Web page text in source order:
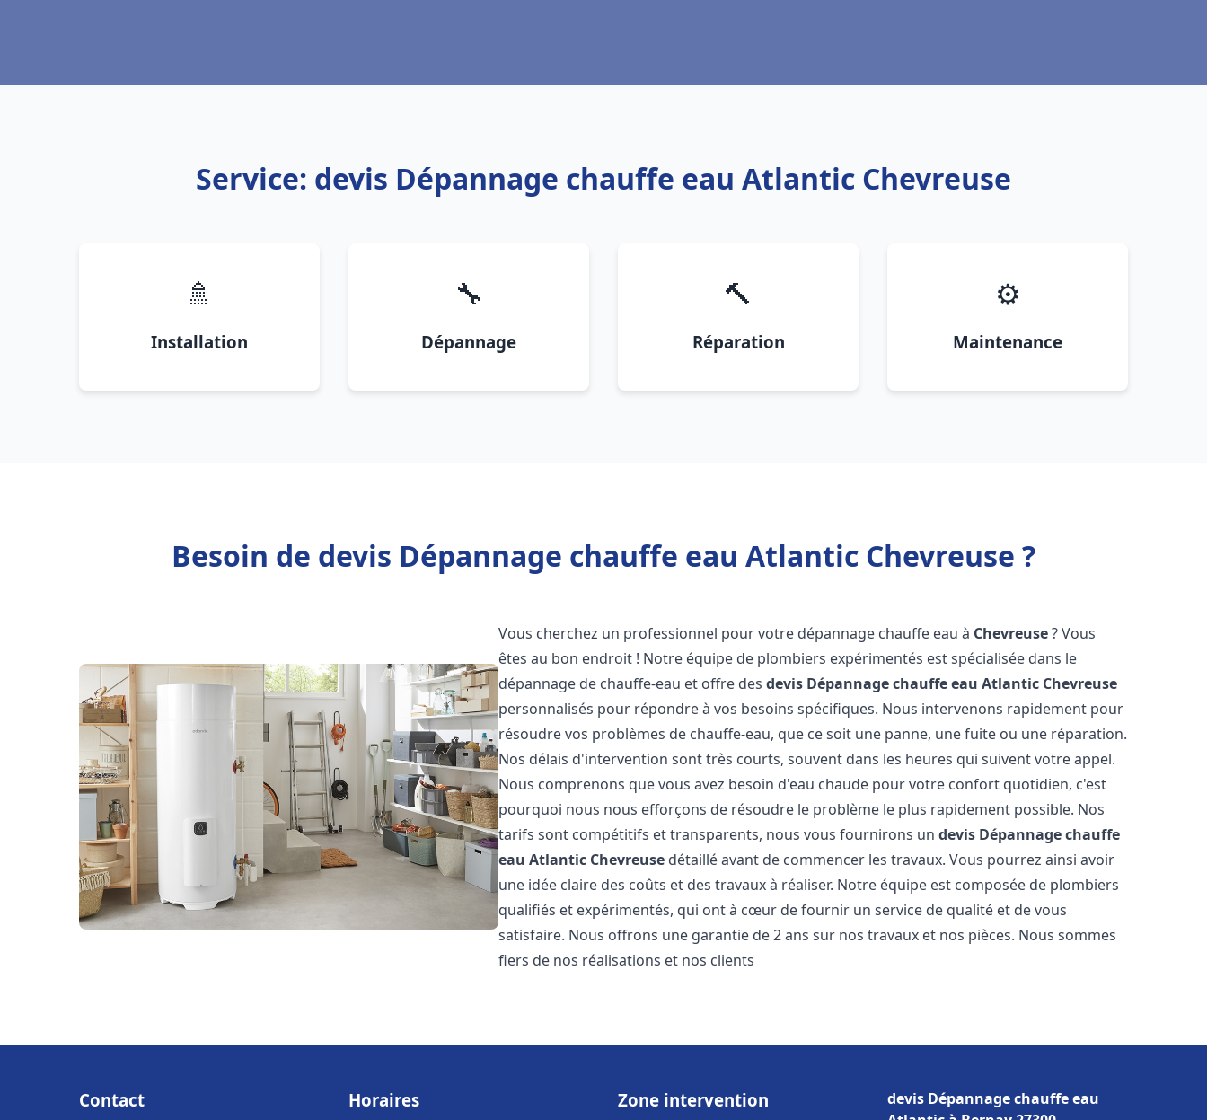
Service: devis Dépannage chauffe eau Atlantic Chevreuse
🚿
Installation
🔧
Dépannage
🔨
Réparation
⚙️
Maintenance
Besoin de devis Dépannage chauffe eau Atlantic Chevreuse ?
Vous cherchez un professionnel pour votre dépannage chauffe eau à Chevreuse? Vous
êtes au bon endroit ! Notre équipe de plombiers expérimentés est spécialisée dans le
dépannage de chauffe-eau et offre desdevis Dépannage chauffe eau Atlantic Chevreuse
personnalisés pour répondre à vos besoins spécifiques. Nous intervenons rapidement pour
résoudre vos problèmes de chauffe-eau, que ce soit une panne, une fuite ou une réparation.
Nos délais d'intervention sont très courts, souvent dans les heures qui suivent votre appel.
Nous comprenons que vous avez besoin d'eau chaude pour votre confort quotidien, c'est
pourquoi nous nous efforçons de résoudre le problème le plus rapidement possible. Nos
tarifs sont compétitifs et transparents, nous vous fournirons undevis Dépannage chauffe
eau Atlantic Chevreuse détaillé avant de commencer les travaux. Vous pourrez ainsi avoir
une idée claire des coûts et des travaux à réaliser. Notre équipe est composée de plombiers
qualifiés et expérimentés, qui ont à cœur de fournir un service de qualité et de vous
satisfaire. Nous offrons une garantie de 2 ans sur nos travaux et nos pièces. Nous sommes
fiers de nos réalisations et nos clients
Contact Horaires Zone intervention
devis Dépannage chauffe eau